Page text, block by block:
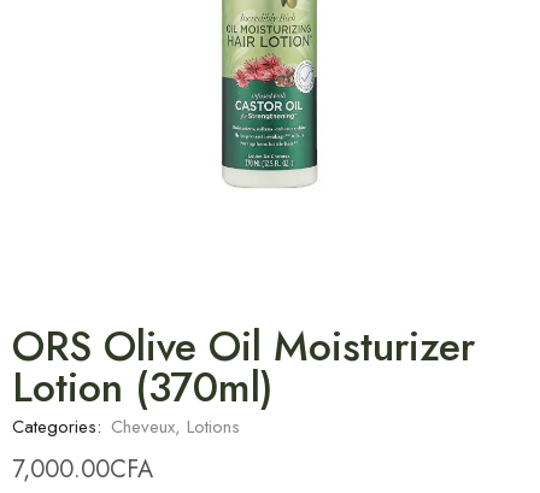
ORS Olive Oil Moisturizer
Lotion (370ml)
Categories: Cheveux, Lotions
7,000.00CFA